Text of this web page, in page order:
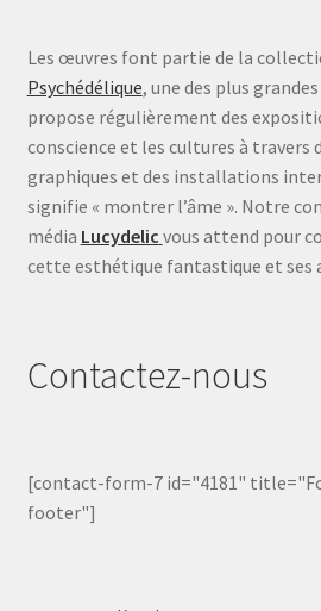
Les œuvres font partie de la
Psychédélique, une des plus
propose régulièrement des
conscience et les cultures à travers
graphiques et des installations
signifie « montrer l’âme ». Notre
média Lucydelic vous attend pour
cette esthétique fantastique et ses
Contactez-nous
[contact-form-7 id="4181"
footer"]